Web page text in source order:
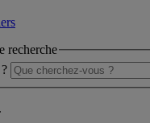
recherche